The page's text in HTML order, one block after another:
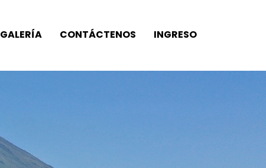
GALERÍA CONTÁCTENOS INGRESO